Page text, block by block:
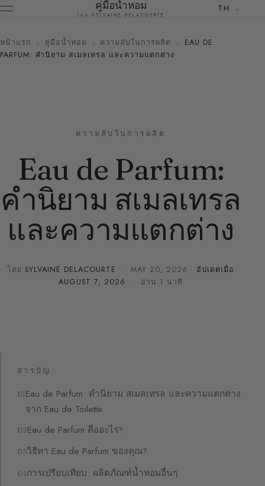
คู่มือน้ำหอม
โดย SYLVAINE DELACOURTE
TH
หน้าแรก › คู่มือน้ำหอม › ความลับในการผลิต ›
EAU DE
PARFUM: คำนิยาม สเมลเทรล และความแตกต่าง
ความลับในการผลิต
Eau de Parfum:
คำนิยาม สเมลเทรล
และความแตกต่าง
โดย SYLVAINE DELACOURTE ·MAY 20, 2026 · อัปเดตเมื่อ
AUGUST 7, 2026
· อ่าน 1 นาที
สารบัญ
Eau de Parfum: คำนิยาม สเมลเทรล และความแตกต่าง
จาก Eau de Toilette
Eau de Parfum คืออะไร?
วิธีทา Eau de Parfum ของคุณ?
การเปรียบเทียบ: ผลิตภัณฑ์น้ำหอมอื่นๆ